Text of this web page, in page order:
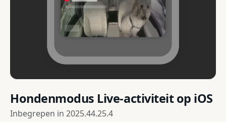
Hondenmodus Live-activiteit op iOS
Inbegrepen in 2025.44.25.4